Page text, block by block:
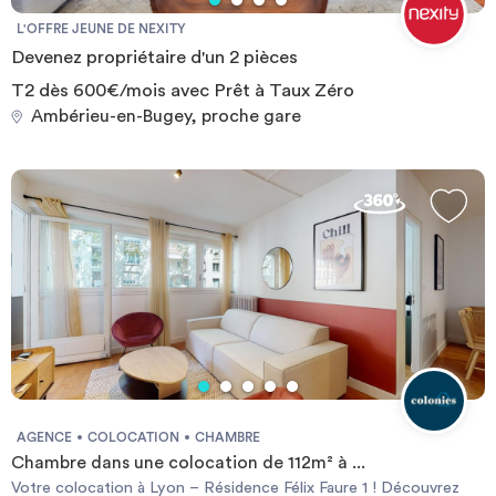
L'OFFRE JEUNE DE NEXITY
Devenez propriétaire d'un 2 pièces
T2 dès 600€/mois avec Prêt à Taux Zéro
Ambérieu-en-Bugey, proche gare
AGENCE COLOCATION CHAMBRE
Chambre dans une colocation de 112m² à ...
Votre colocation à Lyon – Résidence Félix Faure 1 ! Découvrez